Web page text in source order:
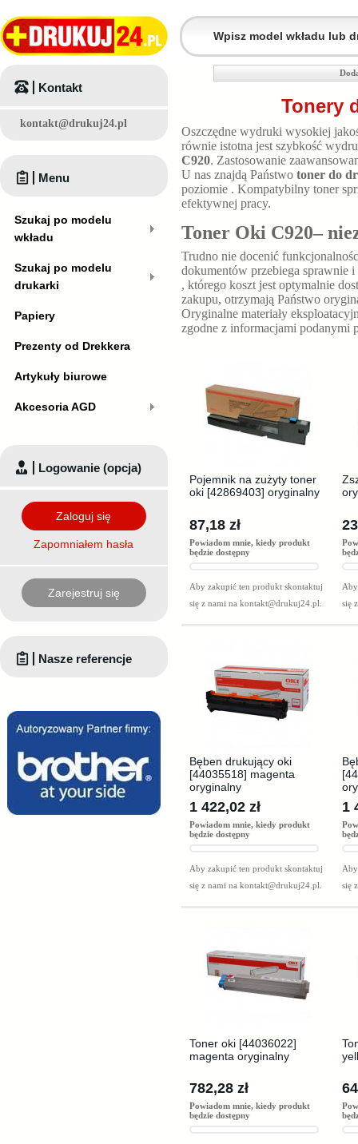
Tonery
Oszczędne wydruki wysokiej
równie istotna jest szybkość
C920. Zastosowanie
U nas znajdą Państwo toner do
poziomie . Kompatybilny toner
efektywnej pracy.
Toner Oki C920–
Trudno nie docenić
dokumentów przebiega
, którego koszt jest optymalnie
zakupu, otrzymają Państwo
Oryginalne materiały
zgodne z informacjami podanymi
Pojemnik na zużyty toner
oki [42869403] oryginalny
87,18 zł
Powiadom mnie, kiedy produkt
będzie dostępny
Aby zakupić ten produkt skontaktuj
się z nami na kontakt@drukuj24.pl
się
Bęben drukujący oki
[44035518] magenta
oryginalny
1 422,02 zł
Powiadom mnie, kiedy produkt
będzie dostępny
Aby zakupić ten produkt skontaktuj
się z nami na kontakt@drukuj24.pl
1
się
Toner oki [44036022]
magenta oryginalny
782,28 zł
Powiadom mnie, kiedy produkt
będzie dostępny
Kontakt
kontakt@drukuj24.pl
Menu
Szukaj po modelu
wkładu
Szukaj po modelu
drukarki
Papiery
Prezenty od Drekkera
Artykuły biurowe
Akcesoria AGD
Logowanie (opcja)
Zaloguj się
Zapomniałem hasła
Zarejestruj się
Nasze referencje